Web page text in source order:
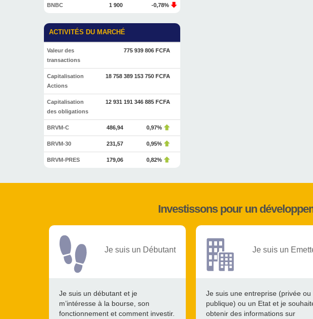
BNBC 1 900 -0,78%
ACTIVITÉS DU MARCHÉ
Valeur des
transactions
775 939 806 FCFA
Capitalisation
Actions
18 758 389 153 750 FCFA
Capitalisation
des obligations
12 931 191 346 885 FCFA
BRVM-C 486,94 0,97%
BRVM-30 231,57 0,95%
BRVM-PRES 179,06 0,82%
Investissons pour un
Je suis un Débutant
Je suis un débutant et je
m’intéresse à la bourse, son
fonctionnement et comment investir.
Je suis un
Je suis une entreprise (privée ou
publique) ou un Etat et je
obtenir des informations sur